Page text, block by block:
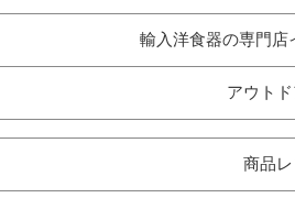
輸入洋食器の専門店
アウト
商品